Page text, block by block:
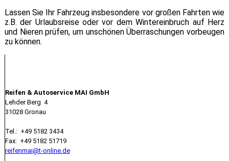
Lassen Sie Ihr Fahrzeug insbesondere vor großen Fahrten wie
z.B. der Urlaubsreise oder vor dem Wintereinbruch auf Herz
und Nieren prüfen, um unschönen Überraschungen vorbeugen
zu können.
Reifen & Autoservice MAI GmbH
Lehder Berg 4
31028 Gronau
Tel.: +49 5182 3434
Fax: +49 5182 51719
reifenmai@t-online.de